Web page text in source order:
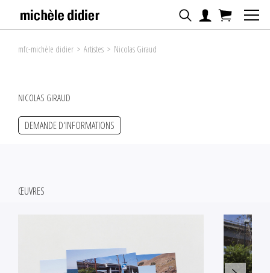
mfc-michèle didier > Artistes > Nicolas Giraud
NICOLAS GIRAUD
DEMANDE D'INFORMATIONS
ŒUVRES